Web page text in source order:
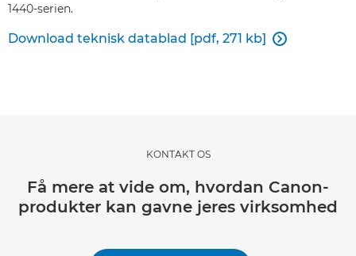
1440-serien.
Download teknisk datablad [pdf, 271 kb] 
KONTAKT OS
Få mere at vide om, hvordan Canon-
produkter kan gavne jeres virksomhed